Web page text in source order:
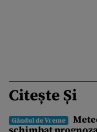
Citește Și
Gândul de Vreme